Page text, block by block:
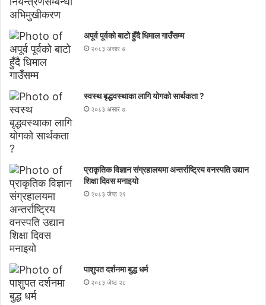
अपूर्व पूर्वको बाटो हुँदै धिमाल गाउँसम्म
२०८३ असार ७
स्वस्थ बृद्धवस्थाका लागि योगको सार्थकता ?
२०८३ असार ७
प्राकृतिक विज्ञान संग्रहालयमा अन्तर्राष्ट्रिय वनस्पति उद्यान
शिक्षा दिवस मनाइयाे
२०८३ जेष्ठ २९
पाशुपत दर्शनमा बुद्ध धर्म​
२०८३ जेष्ठ २८